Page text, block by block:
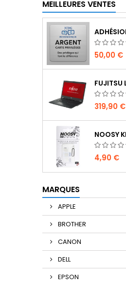
MEILLEURES VENTES
50,00 €
319,90 €
4,90 €
MARQUES
APPLE
BROTHER
CANON
DELL
EPSON